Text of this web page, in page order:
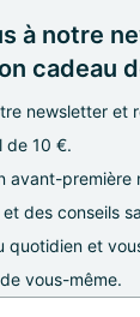
à notre
cadeau
newsletter et
de 10 €.
avant-première
des conseils
quotidien et
vous-même.